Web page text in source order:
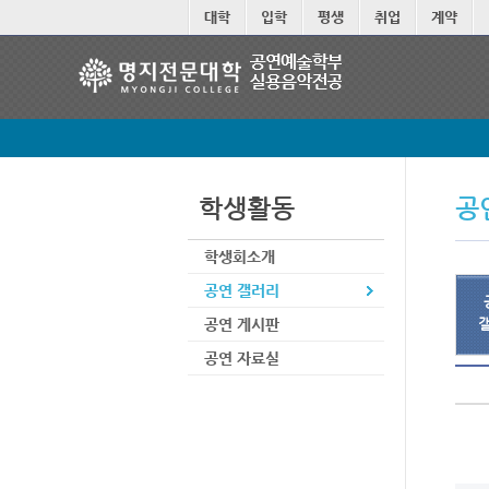
대학 입학 평생 취업 계약
학생활동
학생회소개
공연 갤러리
공연 게시판
공연 자료실
공